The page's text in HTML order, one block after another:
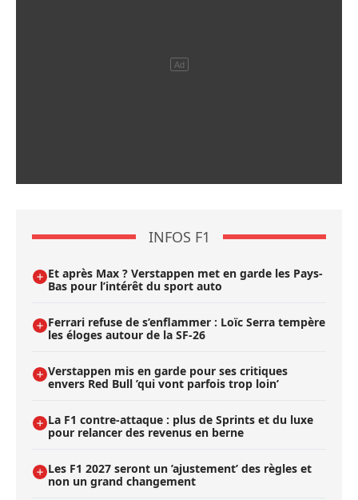
INFOS F1
Et après Max ? Verstappen met en garde les Pays-
Bas pour l’intérêt du sport auto
Ferrari refuse de s’enflammer : Loïc Serra tempère
les éloges autour de la SF-26
Verstappen mis en garde pour ses critiques
envers Red Bull ’qui vont parfois trop loin’
La F1 contre-attaque : plus de Sprints et du luxe
pour relancer des revenus en berne
Les F1 2027 seront un ’ajustement’ des règles et
non un grand changement